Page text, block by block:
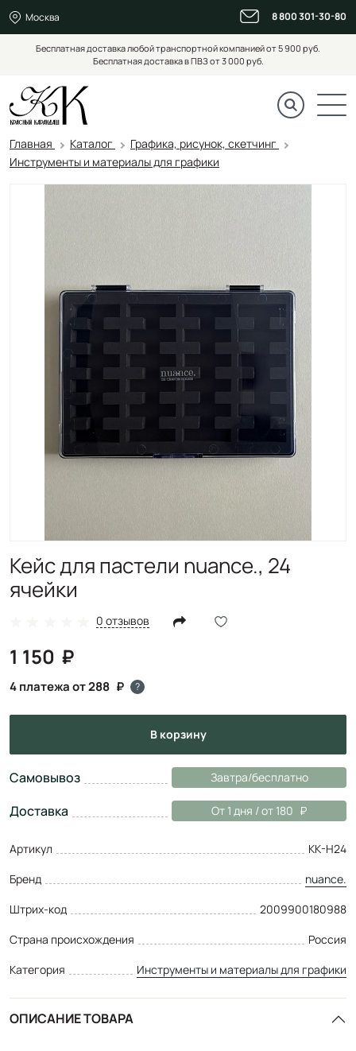
Москва 8 800 301-30-80
Бесплатная доставка любой транспортной компанией от 5 900 руб.
Бесплатная доставка в ПВЗ от 3 000 руб.
Главная Каталог
Графика, рисунок, скетчинг
Инструменты и материалы для графики
Кейс для пастели nuance., 24
ячейки
0 отзывов
1 150
4 платежа от 288 ?
в корзину
Самовывоз Завтра/бесплатно
Доставка От 1 дня / от 180
Артикул
КК-Н24
Бренд
nuance.
Штрих-код
2009900180988
Страна происхождения
Россия
Категория
Инструменты и материалы для графики
ОПИСАНИЕ ТОВАРА